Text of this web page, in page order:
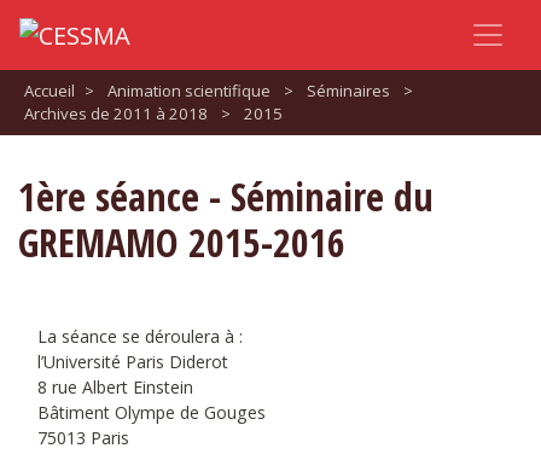
Accueil > Animation scientifique > Séminaires
>
Archives de 2011 à 2018
> 2015
1ère séance - Séminaire du
GREMAMO 2015-2016
La séance se déroulera à :
l’Université Paris Diderot
8 rue Albert Einstein
Bâtiment Olympe de Gouges
75013 Paris